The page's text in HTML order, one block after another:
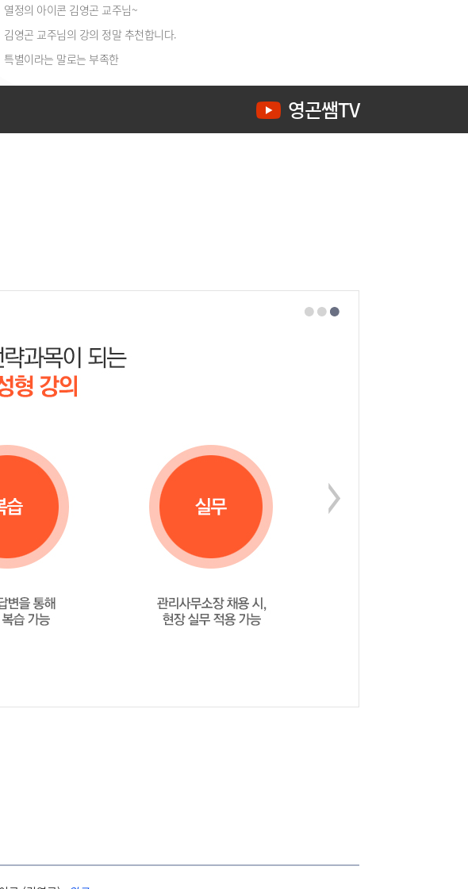
김영곤 교주님의 강의 정말 추천합니다.
특별이라는 말로는 부족한
에듀윌이 제2의 인생을 열어줍니다.
에듀윌 강의는 최고중 최고강의다
에듀윌 주택관리사 매력있어요...
김영곤교수님 감사합니다.
최고입니다.
중요 핵심부분을 잘 요약 설명해 주셔서 감사히 잘 듣고 있습니다^^
어느순간열정의바다에빠져든당신을볼것이다
문제 핵심과 시험실전에 적응할수 있도록 강의해주십니다
친절한 수업진행
합격하게해주세요! 열심히하겠읍니다.
단원이 끝나면 핵심요약내용과 O/X 문제 올려주신 자료로 복습공부에 도움...
김영곤 교수님 강의 만족합니다.
영곤쌤TV